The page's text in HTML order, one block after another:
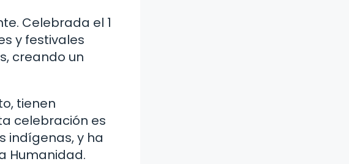
Celebrada el 1
y festivales
creando un
tienen
celebración es
indígenas, y ha
Humanidad.